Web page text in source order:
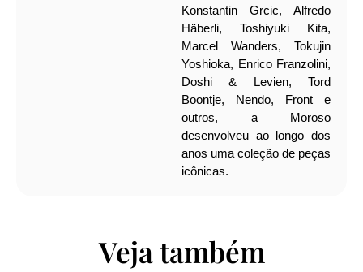
Konstantin Grcic, Alfredo
Häberli, Toshiyuki Kita,
Marcel Wanders, Tokujin
Yoshioka, Enrico Franzolini,
Doshi & Levien, Tord
Boontje, Nendo, Front e
outros, a Moroso
desenvolveu ao longo dos
anos uma coleção de peças
icônicas.
Veja também